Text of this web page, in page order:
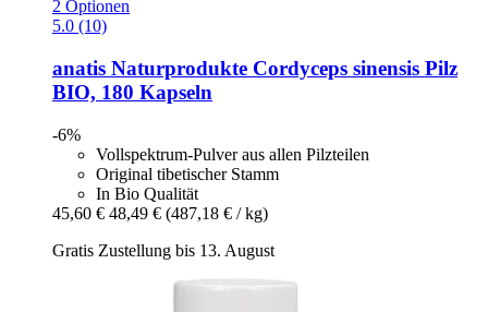
2 Optionen
5.0 (10)
anatis Naturprodukte Cordyceps sinensis Pilz
BIO, 180 Kapseln
-6%
Vollspektrum-Pulver aus allen Pilzteilen
Original tibetischer Stamm
In Bio Qualität
45,60 € 48,49 € (487,18 € / kg)
Gratis Zustellung bis 13. August